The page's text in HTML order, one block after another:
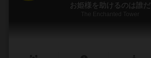
お姫様を助けるのは誰だ
The Enchanted Tower